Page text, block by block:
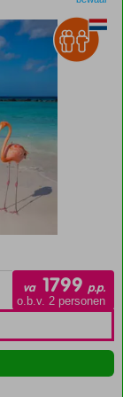
va 1799 p.p.
o.b.v. 2 personen